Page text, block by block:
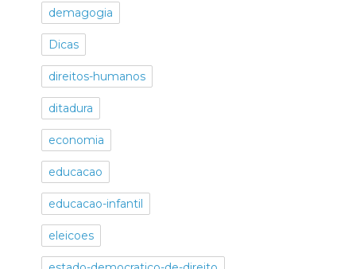
demagogia
Dicas
direitos-humanos
ditadura
economia
educacao
educacao-infantil
eleicoes